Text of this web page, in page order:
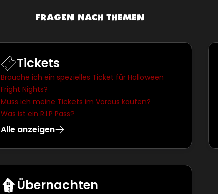
FRAGEN NACH THEMEN
Tickets
Brauche ich ein spezielles Ticket für Halloween
Fright Nights?
Muss ich meine Tickets im Voraus kaufen?
Was ist ein R.I.P Pass?
Alle anzeigen
Übernachten